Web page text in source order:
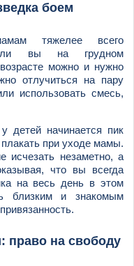
боем
тяжелее всего
вы на грудном
можно и нужно
отлучиться на пару
использовать смесь,
детей начинается пик
при уходе мамы.
незаметно, а
что вы всегда
на весь день в этом
близким и знакомым
право на свободу